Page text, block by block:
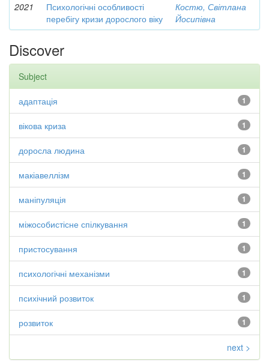
2021
Психологічні особливості
перебігу кризи дорослого віку
Костю, Світлана
Йосипівна
Discover
Subject
1
адаптація
1
вікова криза
1
доросла людина
1
макіавеллізм
1
маніпуляція
1
міжособистісне спілкування
1
пристосування
1
психологічні механізми
1
психічний розвиток
1
розвиток
next >